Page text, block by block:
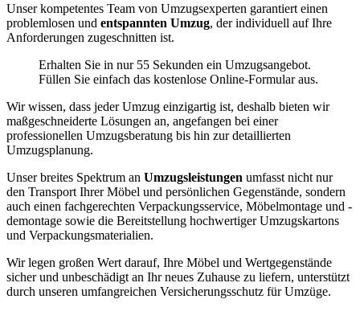
Unser kompetentes Team von Umzugsexperten garantiert einen
problemlosen und entspannten Umzug, der individuell auf Ihre
Anforderungen zugeschnitten ist.
Erhalten Sie in nur 55 Sekunden ein Umzugsangebot.
Füllen Sie einfach das kostenlose Online-Formular aus.
Wir wissen, dass jeder Umzug einzigartig ist, deshalb bieten wir
maßgeschneiderte Lösungen an, angefangen bei einer
professionellen Umzugsberatung bis hin zur detaillierten
Umzugsplanung.
Unser breites Spektrum an Umzugsleistungen umfasst nicht nur
den Transport Ihrer Möbel und persönlichen Gegenstände, sondern
auch einen fachgerechten Verpackungsservice, Möbelmontage und -
demontage sowie die Bereitstellung hochwertiger Umzugskartons
und Verpackungsmaterialien.
Wir legen großen Wert darauf, Ihre Möbel und Wertgegenstände
sicher und unbeschädigt an Ihr neues Zuhause zu liefern, unterstützt
durch unseren umfangreichen Versicherungsschutz für Umzüge.